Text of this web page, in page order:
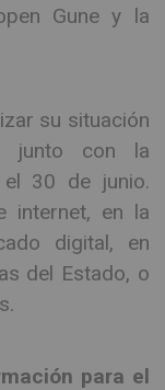
Gune y la
su situación
junto con la
el 30 de junio.
internet, en la
digital, en
del Estado, o
para el